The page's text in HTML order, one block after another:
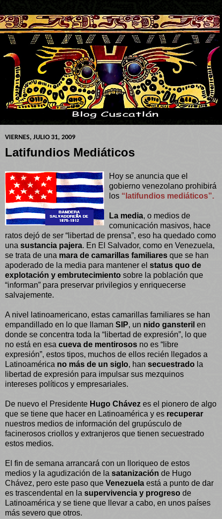
VIERNES, JULIO 31, 2009
Latifundios Mediáticos
Hoy se anuncia que el
gobierno venezolano prohibirá
los “latifundios mediáticos”.
La media, o medios de
comunicación masivos, hace
ratos dejó de ser “libertad de prensa”, eso ha quedado como
una sustancia pajera. En El Salvador, como en Venezuela,
se trata de una mara de camarillas familiares que se han
apoderado de la media para mantener el status quo de
explotación y embrutecimiento sobre la población que
“informan” para preservar privilegios y enriquecerse
salvajemente.
A nivel latinoamericano, estas camarillas familiares se han
empandillado en lo que llaman SIP, un nido gansteril en
donde se concentra toda la “libertad de expresión”, lo que
no está en esa cueva de mentirosos no es “libre
expresión”, estos tipos, muchos de ellos recién llegados a
Latinoamérica no más de un siglo, han secuestrado la
libertad de expresión para impulsar sus mezquinos
intereses políticos y empresariales.
De nuevo el Presidente Hugo Chávez es el pionero de algo
que se tiene que hacer en Latinoamérica y es recuperar
nuestros medios de información del grupúsculo de
facinerosos criollos y extranjeros que tienen secuestrado
estos medios.
El fin de semana arrancará con un lloriqueo de estos
medios y la agudización de la satanización de Hugo
Chávez, pero este paso que Venezuela está a punto de dar
es trascendental en la supervivencia y progreso de
Latinoamérica y se tiene que llevar a cabo, en unos países
más severo que otros.